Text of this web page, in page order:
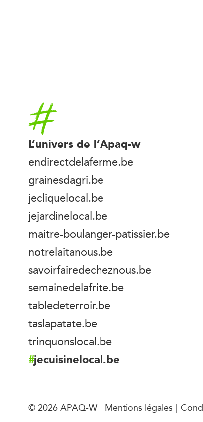
Accueil
L’univers de l’Apaq-w
endirectdelaferme.be
grainesdagri.be
jecliquelocal.be
jejardinelocal.be
maitre-boulanger-patissier.be
notrelaitanous.be
savoirfairedecheznous.be
semainedelafrite.be
tabledeterroir.be
taslapatate.be
trinquonslocal.be
jecuisinelocal.be
© 2026 APAQ-W Mentions légales